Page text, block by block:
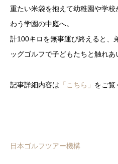
重たい米袋を抱えて幼稚園や学
わう学園の中庭へ。
計100キロを無事運び終えると、
ッグゴルフで子どもたちと触れあ
記事詳細内容は 「こちら」 をご覧
日本ゴルフツアー機構